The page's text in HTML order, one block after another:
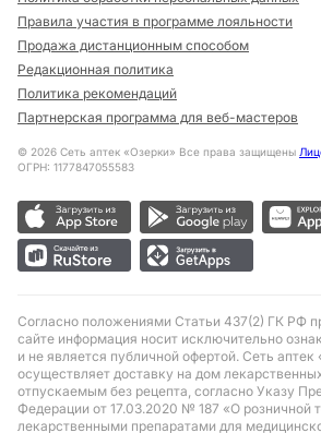
Правила участия в программе лояльности
Продажа дистанционным способом
Редакционная политика
Политика рекомендаций
Партнерская программа для веб-мастеров
© 2026 Сеть аптек «Озерки» Все права защищены
ОГРН: 1177847055583
Согласно положениями Статьи 437(2) ГК РФ
сайте информация носит исключительно
и не является публичной офертой. Сеть аптек
осуществляет доставку на дом
отпускаемым без рецепта, согласно Указу
Федерации от 17.03.2020 № 187 «О розничной
лекарственными препаратами для